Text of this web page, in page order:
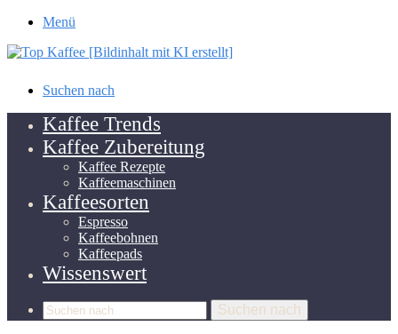
Menü
Suchen nach
Kaffee Trends
Kaffee Zubereitung
Kaffee Rezepte
Kaffeemaschinen
Kaffeesorten
Espresso
Kaffeebohnen
Kaffeepads
Wissenswert
Suchen nach